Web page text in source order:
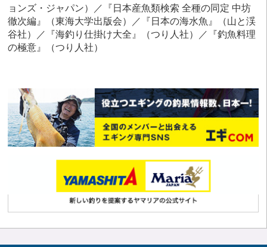
ョンズ・ジャパン）／『日本産魚類検索 全種の同定 中坊
徹次編』（東海大学出版会）／『日本の海水魚』（山と渓
谷社）／『海釣り仕掛け大全』（つり人社）／『釣魚料理
の極意』（つり人社）